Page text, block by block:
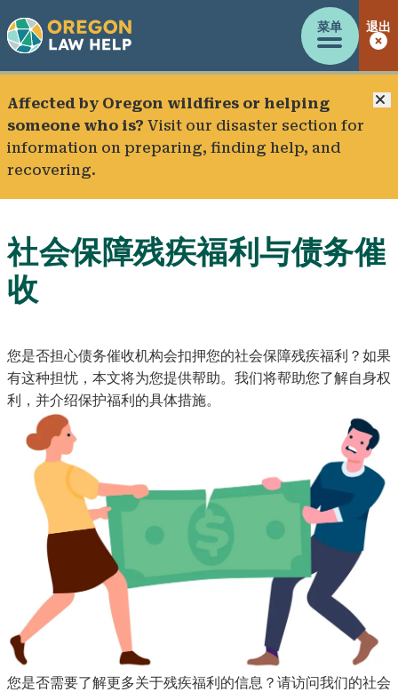
菜单 退出
Affected by Oregon wildfires or helping
someone who is? Visit our disaster section for
information on preparing, finding help, and
recovering.
社会保障残疾福利与债务催
收
您是否担心债务催收机构会扣押您的社会保障残疾福利？如果
有这种担忧，本文将为您提供帮助。我们将帮助您了解自身权
利，并介绍保护福利的具体措施。
您是否需要了解更多关于残疾福利的信息？ 请访问我们的社会